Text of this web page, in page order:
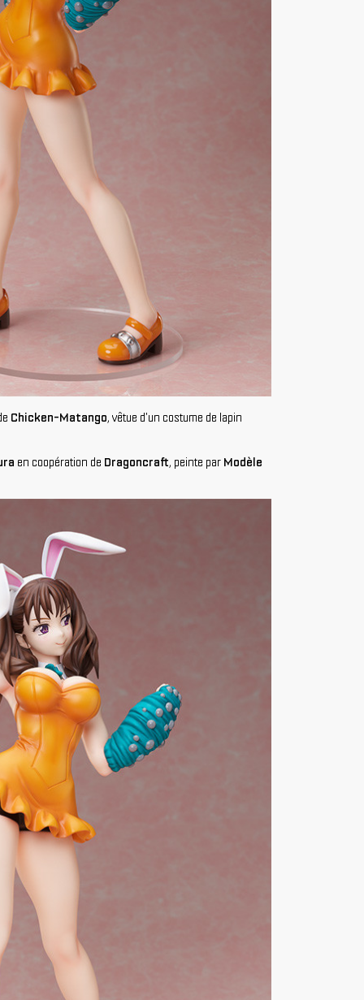
Chicken-Matango, vêtue d'un costume de lapin
en coopération de Dragoncraft, peinte par Modèle